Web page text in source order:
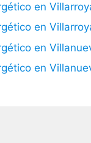
en
en
en
en